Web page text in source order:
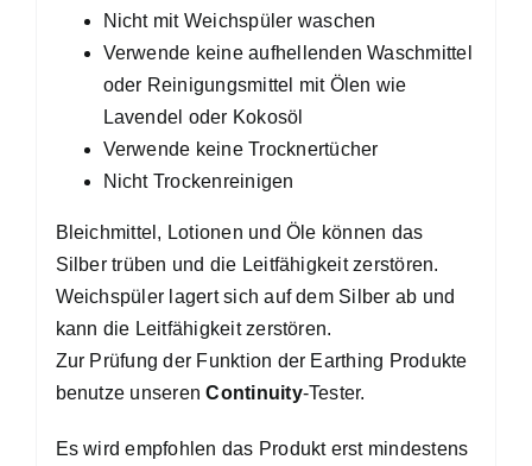
Nicht mit Weichspüler waschen
Verwende keine aufhellenden Waschmittel
oder Reinigungsmittel mit Ölen wie
Lavendel oder Kokosöl
Verwende keine Trocknertücher
Nicht Trockenreinigen
Bleichmittel, Lotionen und Öle können das
Silber trüben und die Leitfähigkeit zerstören.
Weichspüler lagert sich auf dem Silber ab und
kann die Leitfähigkeit zerstören.
Zur Prüfung der Funktion der Earthing Produkte
benutze unserenContinuity-Tester.
Es wird empfohlen das Produkt erst mindestens